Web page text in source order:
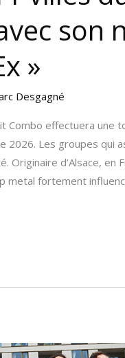
son
»
Desgagné
Combo effectuera une
2026. Les groupes qui
Originaire d’Alsace, en
metal fortement